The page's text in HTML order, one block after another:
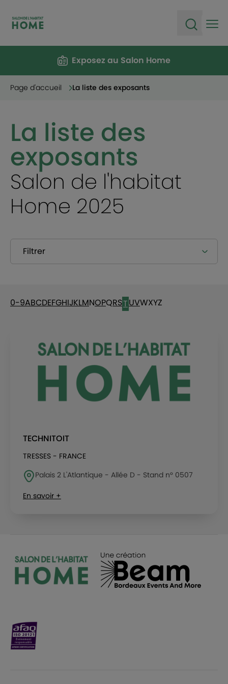
Exposez au Salon Home
Page d'accueil La liste des exposants
La liste des
exposants
Salon de l'habitat
Home 2025
Filtrer
0-9ABCDEFGHIJKLMNOPQRSTUVWXYZ
TECHNITOIT
TRESSES - FRANCE
Palais 2 L'Atlantique - Allée D - Stand n° 0507
En savoir +